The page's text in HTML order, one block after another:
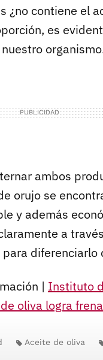
¿no contiene el
es
ambos
orujo se
y además
a
diferenciarlo
| Instituto
oliva logra
Aceite de oliva